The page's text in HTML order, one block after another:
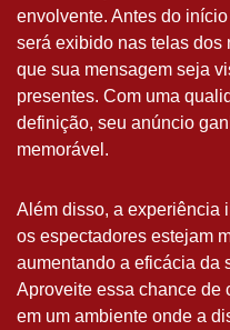
envolvente. Antes do
será exibido nas telas dos
que sua mensagem seja
presentes. Com uma
definição, seu anúncio
memorável.
Além disso, a experiência
os espectadores estejam
aumentando a eficácia da
Aproveite essa chance de
em um ambiente onde a